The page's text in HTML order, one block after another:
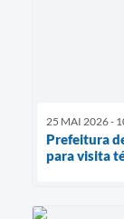
25 MAI 2026 -
Prefeitura
para visita